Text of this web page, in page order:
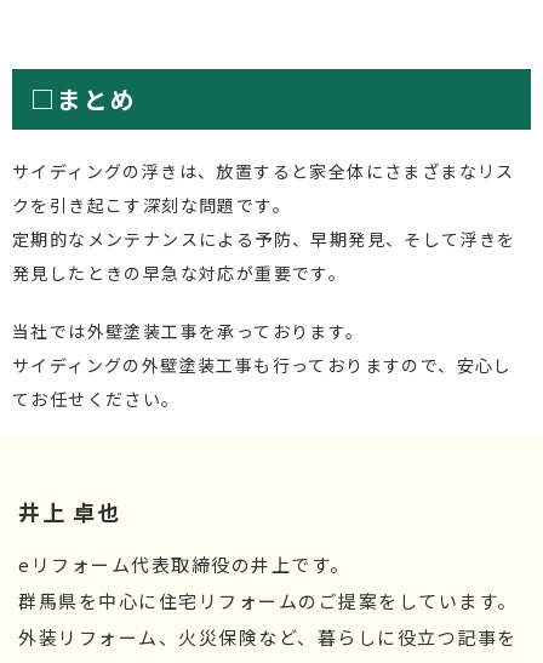
□まとめ
サイディングの浮きは、放置すると家全体にさまざまなリス
クを引き起こす深刻な問題です。
定期的なメンテナンスによる予防、早期発見、そして浮きを
発見したときの早急な対応が重要です。
当社では外壁塗装工事を承っております。
サイディングの外壁塗装工事も行っておりますので、安心し
てお任せください。
井上 卓也
eリフォーム代表取締役の井上です。
群馬県を中心に住宅リフォームのご提案をしています。
外装リフォーム、火災保険など、暮らしに役立つ記事を